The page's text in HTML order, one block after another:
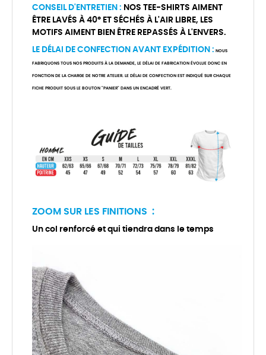
CONSEIL D'ENTRETIEN : NOS TEE-SHIRTS AIMENT
ÊTRE LAVÉS À 40° ET SÉCHÉS À L'AIR LIBRE, LES
MOTIFS AIMENT BIEN ÊTRE REPASSÉS À L'ENVERS.
LE DÉLAI DE CONFECTION AVANT EXPÉDITION : NOUS
FABRIQUONS TOUS NOS PRODUITS À LA DEMANDE, LE DÉLAI DE FABRICATION ÉVOLUE DONC EN
FONCTION DE LA CHARGE DE NOTRE ATELIER. LE DÉLAI DE CONFECTION EST INDIQUÉ SUR CHAQUE
FICHE PRODUIT SOUS LE BOUTON "PANIER" DANS UN ENCADRÉ VERT.
ZOOM SUR LES FINITIONS :
Un col renforcé et qui tiendra dans le temps